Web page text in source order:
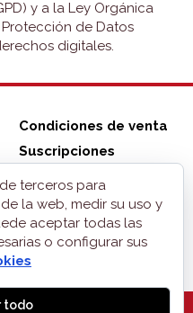
y a la Ley Orgánica
de Datos
digitales.
Condiciones de venta
Suscripciones
Contacto
terceros para
la web, medir su uso y
aceptar todas las
o configurar sus
todo